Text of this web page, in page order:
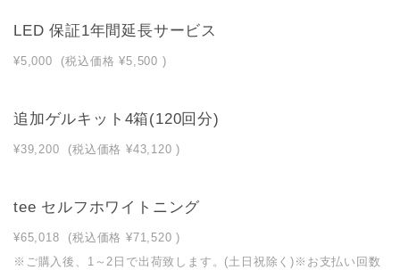
LED 保証1年間延長サービス
¥5,000 (税込価格 ¥5,500 )
追加ゲルキット4箱(120回分)
¥39,200 (税込価格 ¥43,120 )
tee セルフホワイトニング
¥65,018 (税込価格 ¥71,520 )
※ご購入後、1～2日で出荷致します。(土日祝除く)※お支払い回数